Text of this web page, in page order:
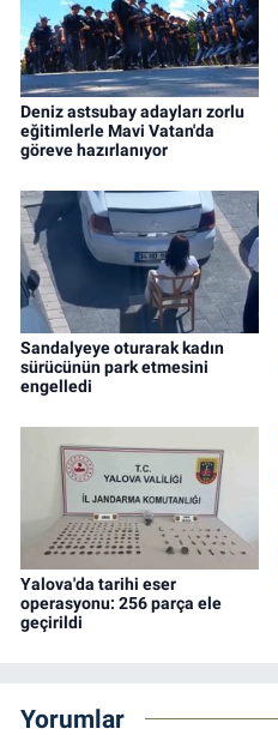
Deniz astsubay adayları zorlu
eğitimlerle Mavi Vatan'da
göreve hazırlanıyor
Sandalyeye oturarak kadın
sürücünün park etmesini
engelledi
Yalova'da tarihi eser
operasyonu: 256 parça ele
geçirildi
Yorumlar